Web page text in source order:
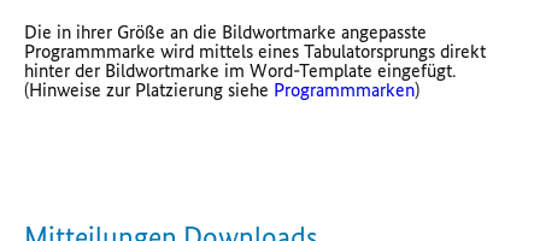
Die in ihrer Größe an die Bildwortmarke angepasste
Programmmarke wird mittels eines Tabulatorsprungs direkt
hinter der Bildwortmarke im Word-Template eingefügt.
(Hinweise zur Platzierung siehe Programmmarken)